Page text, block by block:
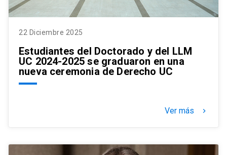
22 Diciembre 2025
Estudiantes del Doctorado y del LLM
UC 2024-2025 se graduaron en una
nueva ceremonia de Derecho UC
Ver más keyboard_arrow_right